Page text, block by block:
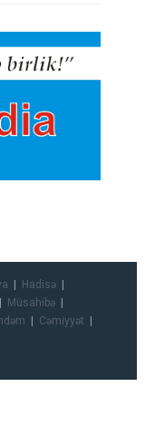
Hadisə
Müsahibə
Cəmiyyət